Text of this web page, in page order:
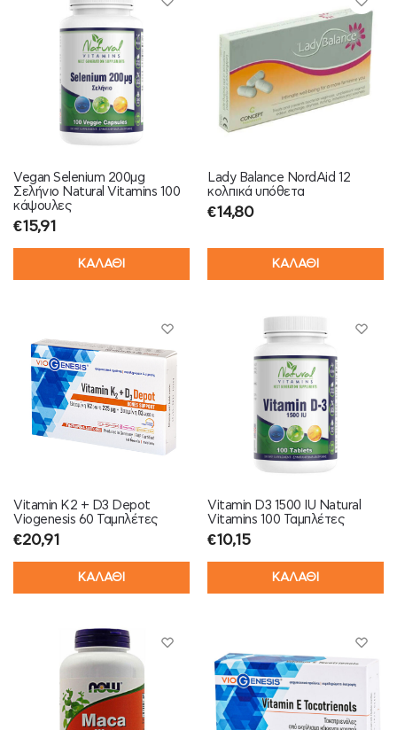
Vegan Selenium 200μg
Σελήνιο Natural Vitamins 100
κάψουλες
€15,91
ΚΑΛΑΘΙ
Lady Balance NordAid 12
κολπικά υπόθετα
€14,80
ΚΑΛΑΘΙ
Vitamin K2 + D3 Depot
Viogenesis 60 Ταμπλέτες
€20,91
ΚΑΛΑΘΙ
Vitamin D3 1500 IU Natural
Vitamins 100 Ταμπλέτες
€10,15
ΚΑΛΑΘΙ